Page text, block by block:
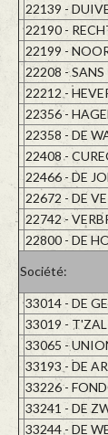
22139 -
22190 -
22199 -
22208 - SANS
22212 -
22356 -
22358 - DE
22408 -
22466 - DE
22672 - DE
22742 -
22800 - DE
Société:
33014 - DE
33019 - T'ZAL
33065 -
33193 - DE
33226 -
33241 - DE
33244 - DE